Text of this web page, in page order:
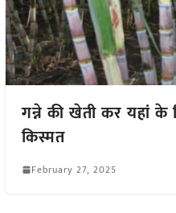
गन्ने की खेती कर यहां के
किस्मत
February 27, 2025